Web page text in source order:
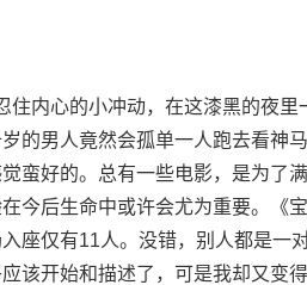
内心的小冲动，在这漆黑的夜里
的男人竟然会孤单一人跑去看神
蛮好的。总有一些电影，是为了
今后生命中或许会尤为重要。《
座仅有11人。没错，别人都是一
该开始和描述了，可是我却又变